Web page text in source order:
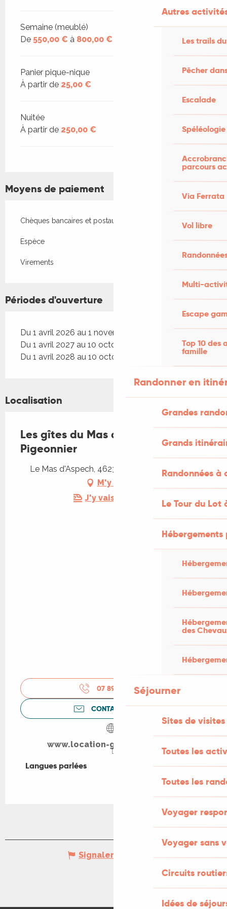
Autres
Les trails
Pêcher
Escalade
Spéléologie
parcours
Via Ferrata
Vol libre
Multi-
Escape
Top 10 des
famille
Randonner en
Grandes
Grands
Randonnées
Le Tour du Lot
des
Séjourner
Sites de visites
Toutes les
Toutes les
Voyager
Voyager sans
Circuits
Idées de
Semaine (meublé)
De 550,00 € à 800,00 €
Panier pique-nique
À partir de 25,00 €
Nuitée
À partir de 250,00 €
Moyens de paiement
Chèques bancaires et postaux
Espèce
Virements
Périodes d'ouverture
Du 1 avril 2026 au 1 novembre 2026
Du 1 avril 2027 au 10 octobre 2027
Du 1 avril 2028 au 10 octobre 2028
Localisation
Les gîtes du Mas d'Aspech - Le
Pigeonnier
Le Mas d'Aspech, 46230 Belmont-Sainte-Foi
M'y rendre
J'y vais en train !
07 89 68 22▒▒
CONTACTEZ-NOUS
www.location-gite-quercy.com
Langues parlées
Langues parlées
Signaler une erreur